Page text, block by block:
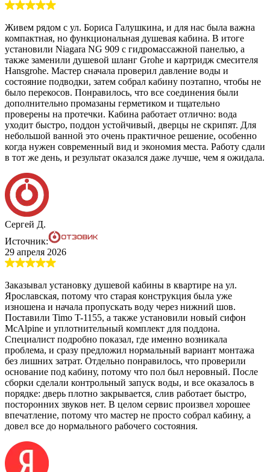
Живем рядом с ул. Бориса Галушкина, и для нас была важна
компактная, но функциональная душевая кабина. В итоге
установили Niagara NG 909 с гидромассажной панелью, а
также заменили душевой шланг Grohe и картридж смесителя
Hansgrohe. Мастер сначала проверил давление воды и
состояние подводки, затем собрал кабину поэтапно, чтобы не
было перекосов. Понравилось, что все соединения были
дополнительно промазаны герметиком и тщательно
проверены на протечки. Кабина работает отлично: вода
уходит быстро, поддон устойчивый, дверцы не скрипят. Для
небольшой ванной это очень практичное решение, особенно
когда нужен современный вид и экономия места. Работу сдали
в тот же день, и результат оказался даже лучше, чем я ожидала.
Сергей Д.
Источник:
29 апреля 2026
Заказывал установку душевой кабины в квартире на ул.
Ярославская, потому что старая конструкция была уже
изношена и начала пропускать воду через нижний шов.
Поставили Timo T-1155, а также установили новый сифон
McAlpine и уплотнительный комплект для поддона.
Специалист подробно показал, где именно возникала
проблема, и сразу предложил нормальный вариант монтажа
без лишних затрат. Отдельно понравилось, что проверили
основание под кабину, потому что пол был неровный. После
сборки сделали контрольный запуск воды, и все оказалось в
порядке: дверь плотно закрывается, слив работает быстро,
посторонних звуков нет. В целом сервис произвел хорошее
впечатление, потому что мастер не просто собрал кабину, а
довел все до нормального рабочего состояния.